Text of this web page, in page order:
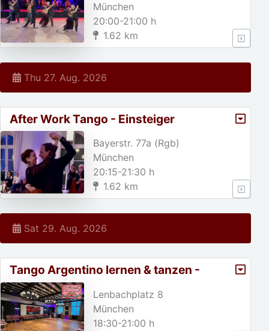
München
20:00-21:00 h
1.62 km
Thu 27. Aug. 2026
After Work Tango - Einsteiger
Bayerstr. 77a (Rgb)
München
20:15-21:30 h
1.62 km
Sat 29. Aug. 2026
Tango Argentino lernen & tanzen -
Special
Lenbachplatz 8
München
18:30-21:00 h